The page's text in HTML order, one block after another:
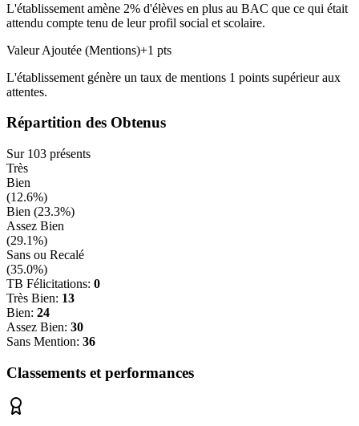
L'établissement amène 2% d'élèves en plus au BAC que ce qui était
attendu compte tenu de leur profil social et scolaire.
Valeur Ajoutée (Mentions)+1 pts
L'établissement génère un taux de mentions 1 points supérieuraux
attentes.
Répartition des Obtenus
Sur 103 présents
Très
Bien
(12.6%)
Bien (23.3%)
Assez Bien
(29.1%)
Sans ou Recalé
(35.0%)
TB Félicitations: 0
Très Bien: 13
Bien: 24
Assez Bien: 30
Sans Mention: 36
Classements et performances